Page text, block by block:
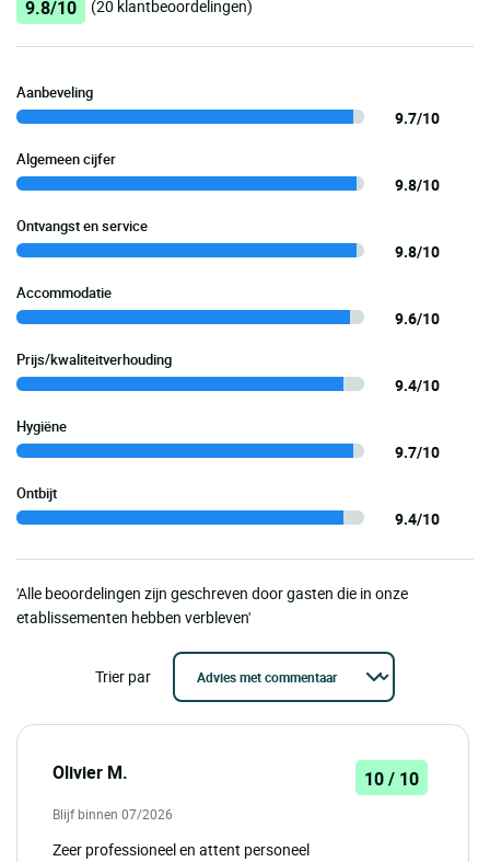
9.8/10 (20 klantbeoordelingen)
Aanbeveling
9.7/10
Algemeen cijfer
9.8/10
Ontvangst en service
9.8/10
Accommodatie
9.6/10
Prijs/kwaliteitverhouding
9.4/10
Hygiëne
9.7/10
Ontbijt
9.4/10
'Alle beoordelingen zijn geschreven door gasten die in onze
etablissementen hebben verbleven'
Trier par
Olivier M. 10 / 10
Blijf binnen 07/2026
Zeer professioneel en attent personeel